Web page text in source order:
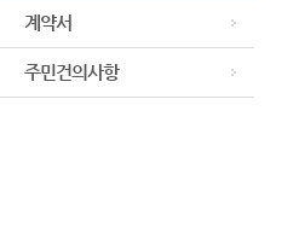
계약서
주민건의사항